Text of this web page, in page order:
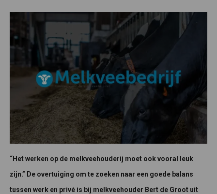
“Het werken op de melkveehouderij moet ook vooral leuk
zijn.” De overtuiging om te zoeken naar een goede balans
tussen werk en privé is bij melkveehouder Bert de Groot uit